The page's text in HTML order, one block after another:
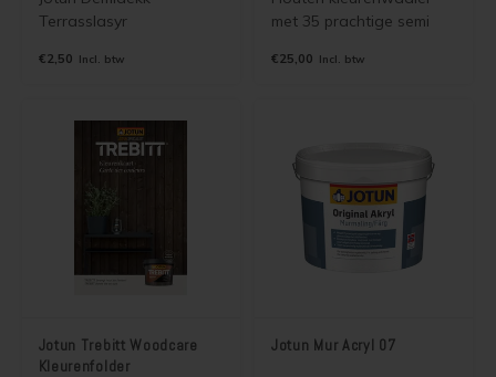
Terrasslasyr
A4 folder met
Demidekk Terrasslasyr
kleuren. Wordt gratis
brievenbuspost.
€2,50 Incl. btw
met 35 prachtige semi
voor Jotun Demidekk
€25,00 Incl. btw
Jotun Trebitt Woodcare
Kleurenfolder
Jotun Mur Acryl 07